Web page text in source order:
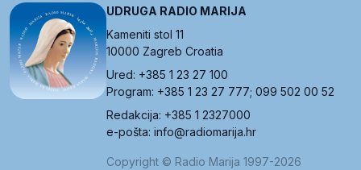
UDRUGA RADIO MARIJA
Kameniti stol 11
10000 Zagreb Croatia
Ured: +385 1 23 27 100
Program: +385 1 23 27 777; 099 502 00 52
Redakcija: +385 1 2327000
e-pošta: info@radiomarija.hr
Copyright © Radio Marija 1997-2026